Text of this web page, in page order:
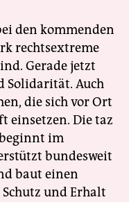
den kommenden
rechtsextreme
Gerade jetzt
Solidarität. Auch
die sich vor Ort
einsetzen. Die taz
im
bundesweit
baut einen
und Erhalt